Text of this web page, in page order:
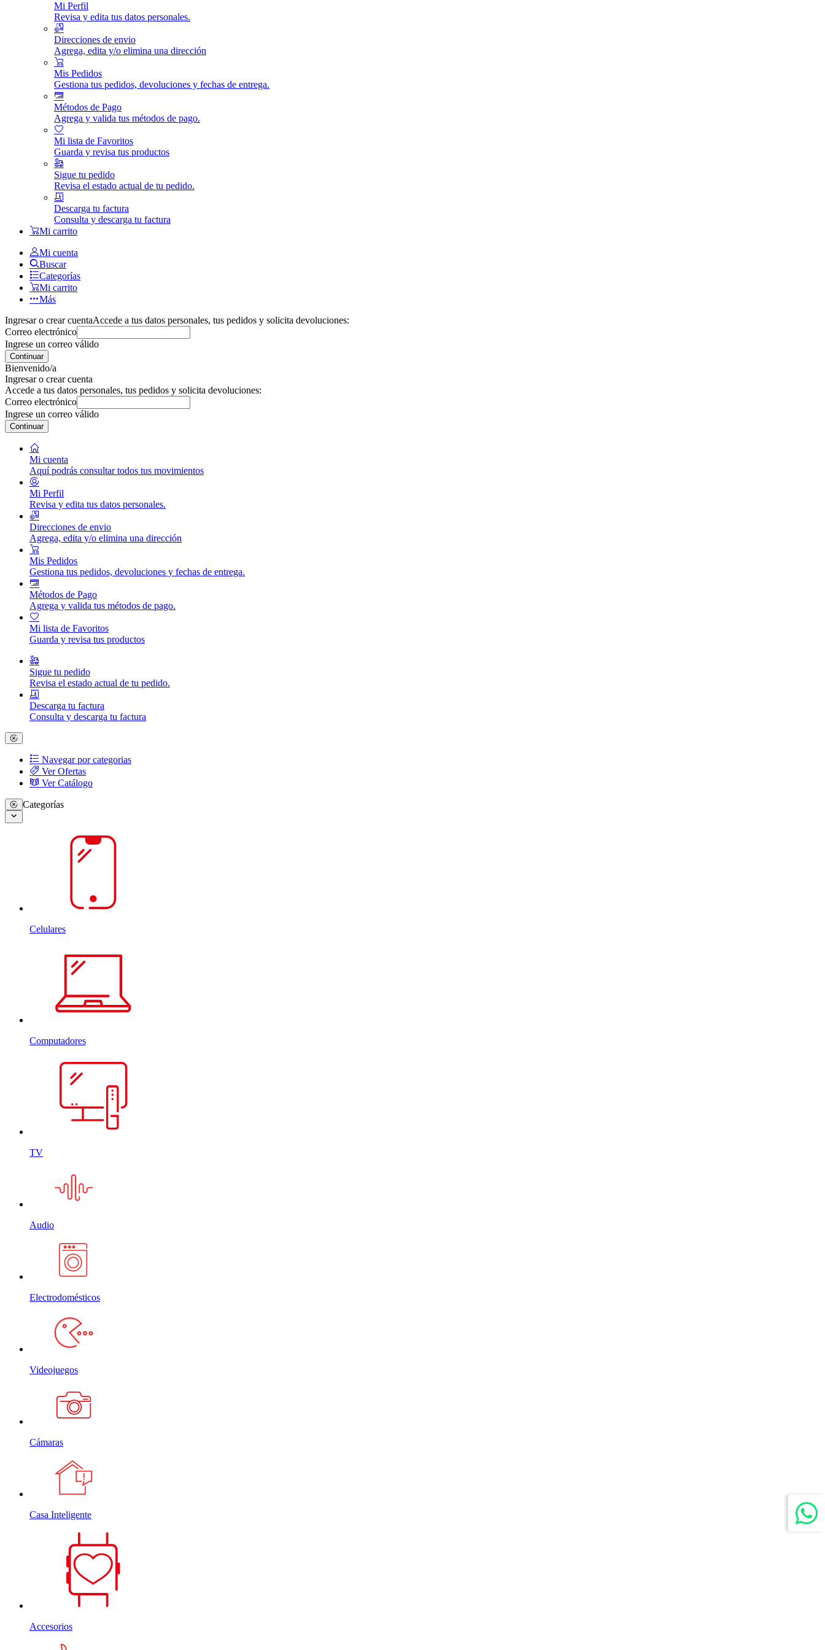
Mi Perfil
Revisa y edita tus datos personales.
Direcciones de envio
Agrega, edita y/o elimina una dirección
Mis Pedidos
Gestiona tus pedidos, devoluciones y fechas de entrega.
Métodos de Pago
Agrega y valida tus métodos de pago.
Mi lista de Favoritos
Guarda y revisa tus productos
Sigue tu pedido
Revisa el estado actual de tu pedido.
Descarga tu factura
Consulta y descarga tu factura
Mi carrito
Mi cuenta
Buscar
Categorías
Mi carrito
Más
Ingresar o crear cuentaAccede a tus datos personales, tus pedidos y solicita devoluciones:
Correo electrónico
Ingrese un correo válido
Continuar
Bienvenido/a
Ingresar o crear cuenta
Accede a tus datos personales, tus pedidos y solicita devoluciones:
Correo electrónico
Ingrese un correo válido
Continuar
Mi cuenta
Aquí podrás consultar todos tus movimientos
Mi Perfil
Revisa y edita tus datos personales.
Direcciones de envio
Agrega, edita y/o elimina una dirección
Mis Pedidos
Gestiona tus pedidos, devoluciones y fechas de entrega.
Métodos de Pago
Agrega y valida tus métodos de pago.
Mi lista de Favoritos
Guarda y revisa tus productos
Sigue tu pedido
Revisa el estado actual de tu pedido.
Descarga tu factura
Consulta y descarga tu factura
Navegar por categorias
Ver Ofertas
Ver Catálogo
Categorías
Celulares
Computadores
TV
Audio
Electrodomésticos
Videojuegos
Cámaras
Casa Inteligente
Accesorios